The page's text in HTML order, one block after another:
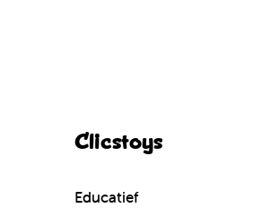
Clicstoys
Educatief